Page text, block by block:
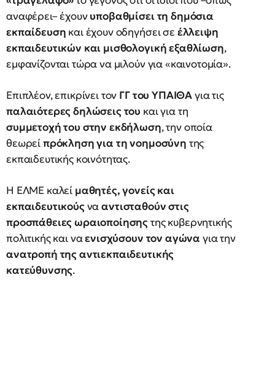
αναφέρει– έχουνυποβαθμίσει τη δημόσια
εκπαίδευση και έχουν οδηγήσει σε έλλειψη
εκπαιδευτικών και μισθολογική εξαθλίωση,
εμφανίζονται τώρα να μιλούν για «καινοτομία».
Επιπλέον, επικρίνει τον ΓΓ του ΥΠΑΙΘΑγια τις
παλαιότερες δηλώσεις του και για τη
συμμετοχή του στην εκδήλωση, την οποία
θεωρείπρόκληση για τη νοημοσύνη της
εκπαιδευτικής κοινότητας.
Η ΕΛΜΕ καλεί μαθητές, γονείς και
εκπαιδευτικούςνααντισταθούν στις
προσπάθειες ωραιοποίησηςτης κυβερνητικής
πολιτικής και ναενισχύσουν τον αγώνα για την
ανατροπή της αντιεκπαιδευτικής
κατεύθυνσης.